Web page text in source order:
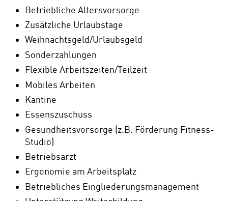
Betriebliche Altersvorsorge
Zusätzliche Urlaubstage
Weihnachtsgeld/Urlaubsgeld
Sonderzahlungen
Flexible Arbeitszeiten/Teilzeit
Mobiles Arbeiten
Kantine
Essenszuschuss
Gesundheitsvorsorge (z.B. Förderung Fitness-
Studio)
Betriebsarzt
Ergonomie am Arbeitsplatz
Betriebliches Eingliederungsmanagement